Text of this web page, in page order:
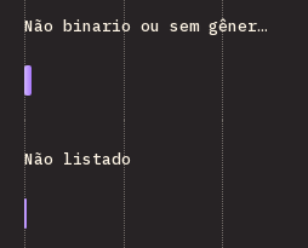
Não binario ou sem gênero definido
Não listado